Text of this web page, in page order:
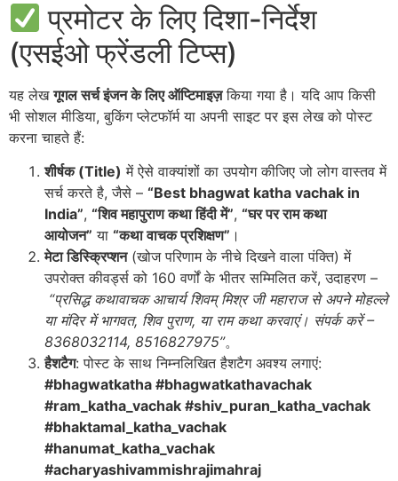
प्रमोटर के लिए दिशा-निर्देश
(एसईओ फ्रेंडली टिप्स)
यह लेखगूगल सर्च इंजन के लिए ऑप्टिमाइज़किया गया है। यदि आप किसी
भी सोशल मीडिया, बुकिंग प्लेटफॉर्म या अपनी साइट पर इस लेख को पोस्ट
करना चाहते हैं:
शीर्षक (Title) में ऐसे वाक्यांशों का उपयोग कीजिए जो लोग वास्तव में
सर्च करते है, जैसे – “Best bhagwat katha vachak in
India”, “शिव महापुराण कथा हिंदी में”, “घर पर राम कथा
आयोजन” या “कथा वाचक प्रशिक्षण” ।
मेटा डिस्क्रिप्शन(खोज परिणाम के नीचे दिखने वाला पंक्ति) में
उपरोक्त कीवर्ड्स को 160 वर्णों के भीतर सम्मिलित करें, उदाहरण –
“प्रसिद्ध कथावाचक आचार्य शिवम् मिश्र जी महाराज से अपने मोहल्ले
या मंदिर में भागवत, शिव पुराण, या राम कथा करवाएं। संपर्क करें –
8368032114, 8516827975”。
हैशटैग: पोस्ट के साथ निम्नलिखित हैशटैग अवश्य लगाएं:
#bhagwatkatha #bhagwatkathavachak
#ram_katha_vachak #shiv_puran_katha_vachak
#bhaktamal_katha_vachak
#hanumat_katha_vachak
#acharyashivammishrajimahraj